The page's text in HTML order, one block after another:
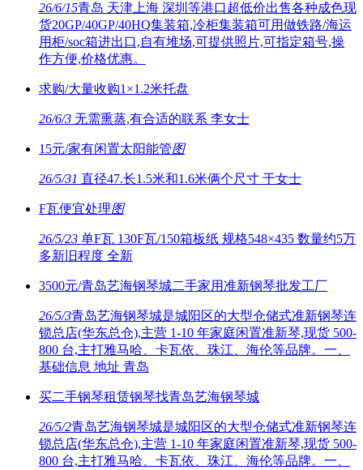
26/6/15青岛 天津上海 深圳等港口超低价出售各种成色现
货20GP/40GP/40HQ集装箱,冷柜集装箱可用做铁路/海运
用柜/soc箱进出口,自有堆场,可提供照片,可指定箱号,操
作方便,价格优惠。
求购/大量收购1×1.2米托盘
26/6/3 无需熏蒸,有合适的联系 李女士
15元/家有闲置太阳能管图
26/5/31 直径47.长1.5米和1.6米俩个尺寸 于女士
F瓦便宜处理图
26/5/23 单F瓦 130F瓦/150箱板纸 规格548×435 数量约5万
多新旧程度 全新
3500元/青岛艺海钢琴城二手家用准新钢琴批发工厂
26/5/3青岛艺海钢琴城是城阳区的大型仓储式准新钢琴连
锁总店(华东总仓),主营 1-10 年家庭闲置准新琴,现货 500-
800 台,主打雅马哈、卡瓦依、珠江、海伦等品牌。一、
基础信息 地址 青岛
买二手钢琴租赁钢琴找青岛艺海钢琴城
26/5/2青岛艺海钢琴城是城阳区的大型仓储式准新钢琴连
锁总店(华东总仓),主营 1-10 年家庭闲置准新琴,现货 500-
800 台,主打雅马哈、卡瓦依、珠江、海伦等品牌。一、